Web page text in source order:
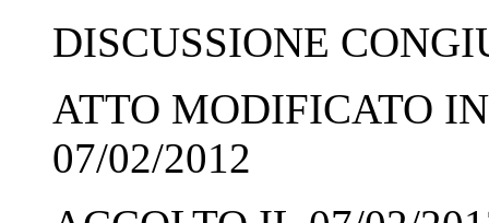
DISCUSSIONE
ATTO MODIFICATO
07/02/2012